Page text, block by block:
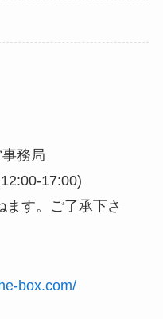
務局
17:00)
す。ご了承下さ
box.com/